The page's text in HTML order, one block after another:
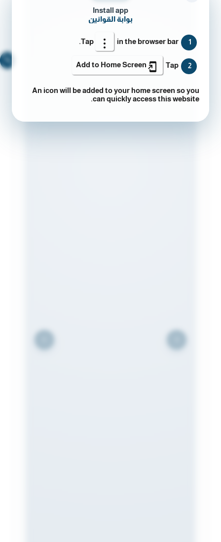
Install app
بوابة القوانين
1
Tap in the browser bar.
2
Tap
Add to Home Screen
An icon will be added to your home screen so you
can quickly access this website.